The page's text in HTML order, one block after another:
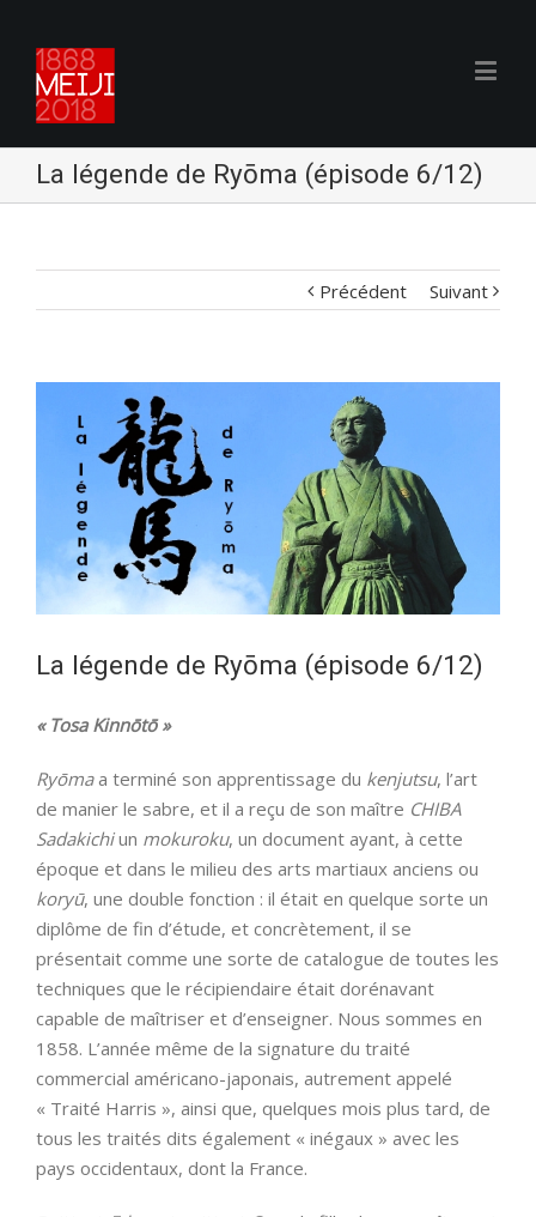
La légende de Ryōma (épisode 6/12)
Précédent Suivant
l'image
agrandie
La légende de Ryōma (épisode 6/12)
« Tosa Kinnōtō »
Ryōmaa terminé son apprentissage du kenjutsu, l’art
de manier le sabre, et il a reçu de son maître CHIBA
Sadakichiun mokuroku, un document ayant, à cette
époque et dans le milieu des arts martiaux anciens ou
koryū, une double fonction : il était en quelque sorte un
diplôme de fin d’étude, et concrètement, il se
présentait comme une sorte de catalogue de toutes les
techniques que le récipiendaire était dorénavant
capable de maîtriser et d’enseigner. Nous sommes en
1858. L’année même de la signature du traité
commercial américano-japonais, autrement appelé
« Traité Harris », ainsi que, quelques mois plus tard, de
tous les traités dits également « inégaux » avec les
pays occidentaux, dont la France.